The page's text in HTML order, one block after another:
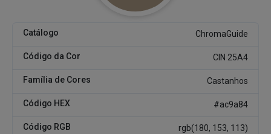
Catálogo ChromaGuide
Código da Cor CIN 25A4
Família de Cores Castanhos
Código HEX #ac9a84
Código RGB rgb(180, 153, 113)